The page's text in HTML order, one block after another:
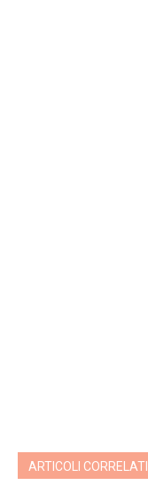
ARTICOLI CORRELATI